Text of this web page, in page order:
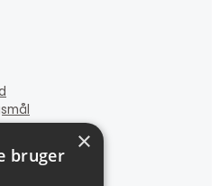
×
bruger